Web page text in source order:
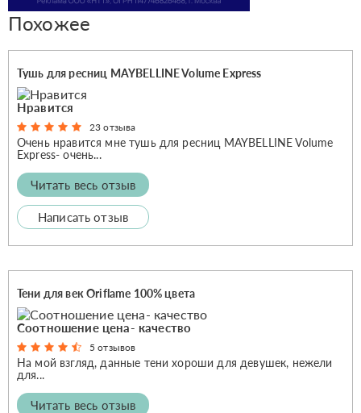
Похожее
Тушь для ресниц MAYBELLINE Volume Express
Нравится
23 отзыва
Очень нравится мне тушь для ресниц MAYBELLINE Volume
Express- очень...
Читать весь отзыв
Написать отзыв
Тени для век Oriflame 100% цвета
Соотношение цена- качество
5 отзывов
На мой взгляд, данные тени хороши для девушек, нежели
для...
Читать весь отзыв